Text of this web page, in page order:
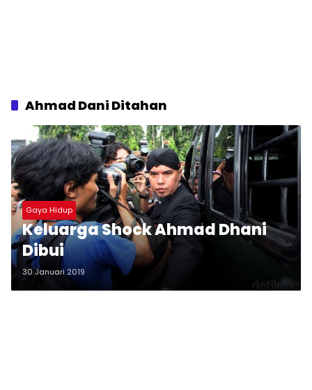
Ahmad Dani Ditahan
Gaya Hidup
Keluarga Shock Ahmad Dhani
Dibui
30 Januari 2019